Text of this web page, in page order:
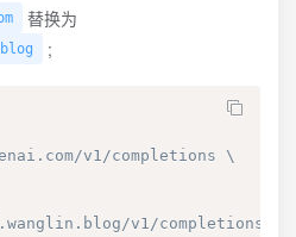
替换为
;
v1/completions \
v1/completions \